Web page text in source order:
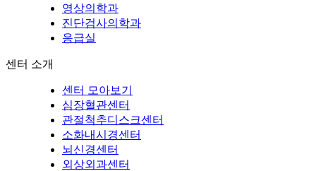
영상의학과
진단검사의학과
응급실
센터 소개
센터 모아보기
심장혈관센터
관절척추디스크센터
소화내시경센터
뇌신경센터
외상외과센터